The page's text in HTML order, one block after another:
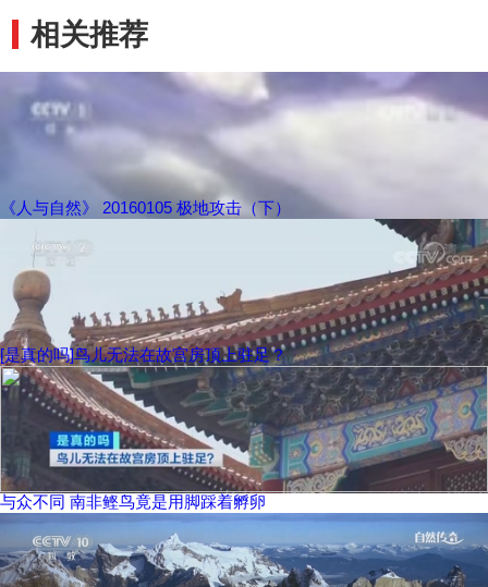
相关推荐
《人与自然》 20160105 极地攻击（下）
[是真的吗]鸟儿无法在故宫房顶上驻足？
与众不同 南非鲣鸟竟是用脚踩着孵卵